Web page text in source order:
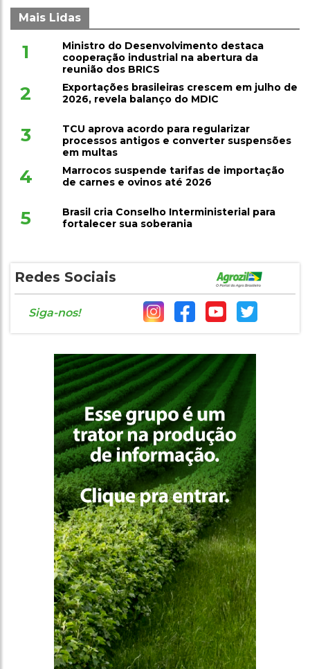
1
Ministro do Desenvolvimento destaca
cooperação industrial na abertura da
reunião dos BRICS
Exportações brasileiras crescem em julho de
2026, revela balanço do MDIC
processos antigos e converter suspensões
em multas
Marrocos suspende tarifas de importação
de carnes e ovinos até 2026
fortalecer sua soberania
Redes Sociais
Siga-nos!